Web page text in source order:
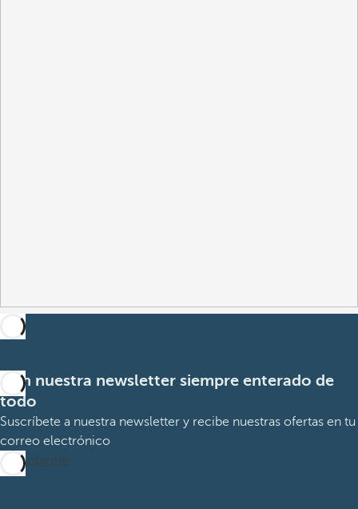
Con nuestra newsletter siempre enterado de
todo
Suscríbete a nuestra newsletter y recibe nuestras ofertas en tu
correo electrónico
Suscribirme